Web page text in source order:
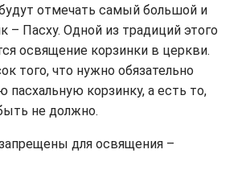
отмечать самый большой и
– Пасху. Одной из традиций этого
освящение корзинки в церкви.
того, что нужно обязательно
пасхальную корзинку, а есть то,
не должно.
для освящения –